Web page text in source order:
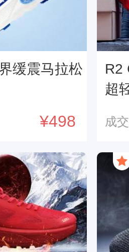
缓震马拉松
¥498
R2 CLOUDS 云跑男女款
超
成